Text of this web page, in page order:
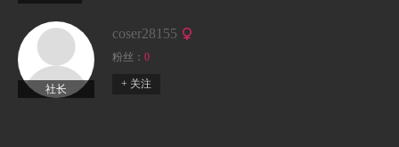
社长
coser28155
粉丝： 0
+ 关注